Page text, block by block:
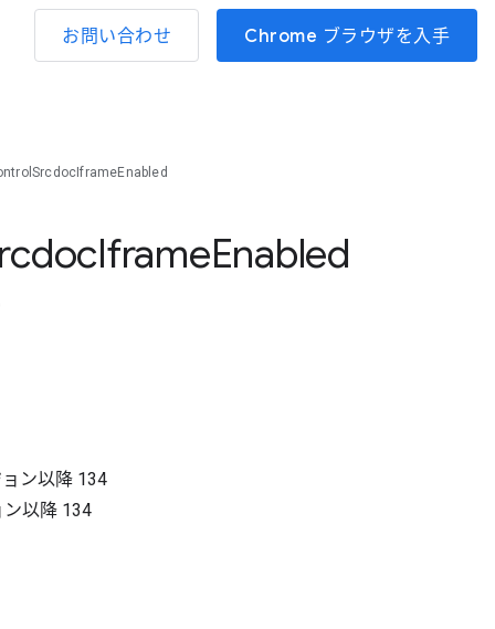
お問い合わせ Chrome ブラウザを入手
IframeEnabled
ン以降 134
ン以降 134